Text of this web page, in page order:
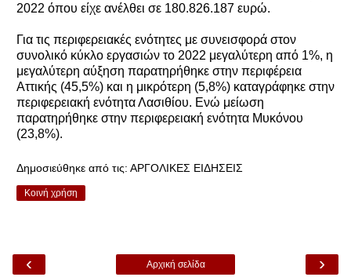
2022 όπου είχε ανέλθει σε 180.826.187 ευρώ.
Για τις περιφερειακές ενότητες με συνεισφορά στον
συνολικό κύκλο εργασιών το 2022 μεγαλύτερη από 1%, η
μεγαλύτερη αύξηση παρατηρήθηκε στην περιφέρεια
Αττικής (45,5%) και η μικρότερη (5,8%) καταγράφηκε στην
περιφερειακή ενότητα Λασιθίου. Ενώ μείωση
παρατηρήθηκε στην περιφερειακή ενότητα Μυκόνου
(23,8%).
Δημοσιεύθηκε από τις: ΑΡΓΟΛΙΚΕΣ ΕΙΔΗΣΕΙΣ
Κοινή χρήση
‹ ›
Αρχική σελίδα